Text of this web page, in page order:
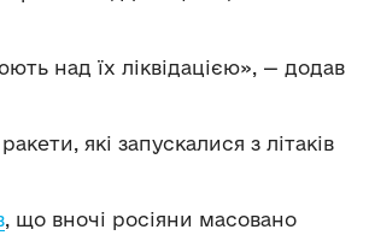
над їх ліквідацією», — додав
які запускалися з літаків
, що вночі росіяни масовано